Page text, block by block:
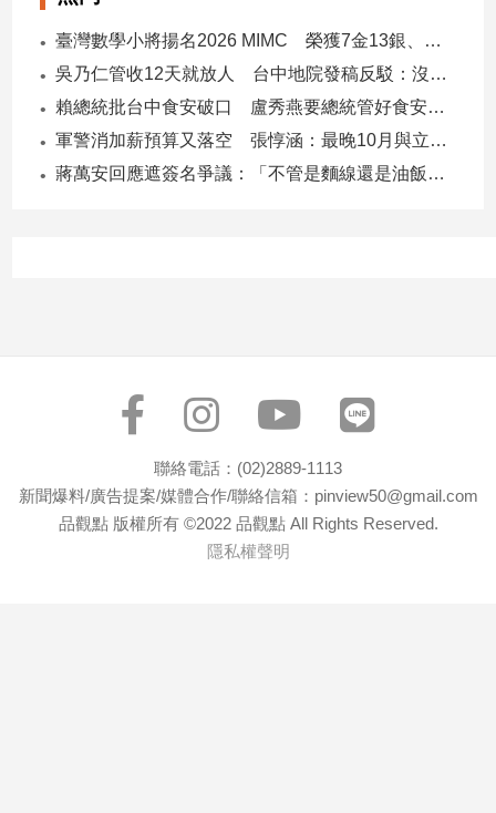
臺灣數學小將揚名2026 MIMC​ 榮獲7金13銀、13銅1佳作
吳乃仁管收12天就放人 台中地院發稿反駁：沒有司法雙標
賴總統批台中食安破口 盧秀燕要總統管好食安 蔣萬安搬2014「食安即國安」打臉
軍警消加薪預算又落空 張惇涵：最晚10月與立法院溝通
蔣萬安回應遮簽名爭議：「不管是麵線還是油飯，我都很喜歡」
聯絡電話：(02)2889-1113
新聞爆料/廣告提案/媒體合作/聯絡信箱：pinview50@gmail.com
品觀點 版權所有 ©2022 品觀點 All Rights Reserved.
隱私權聲明